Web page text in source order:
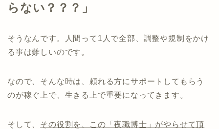
らない？？？」
そうなんです。人間って1人で全部、調整や規制をかけ
る事は難しいのです。
なので、そんな時は、頼れる方にサポートしてもらう
のが稼ぐ上で、生きる上で重要になってきます。
そして、 その役割を、この「夜職博士」がやらせて頂